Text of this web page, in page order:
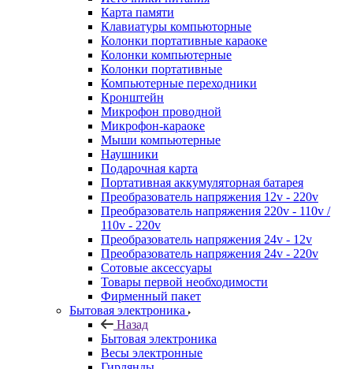
Карта памяти
Клавиатуры компьюторные
Колонки портативные караоке
Колонки компьютерные
Колонки портативные
Компьютерные переходники
Кронштейн
Микрофон проводной
Микрофон-караоке
Мыши компьютерные
Наушники
Подарочная карта
Портативная аккумуляторная батарея
Преобразователь напряжения 12v - 220v
Преобразователь напряжения 220v - 110v /
110v - 220v
Преобразователь напряжения 24v - 12v
Преобразователь напряжения 24v - 220v
Сотовые аксессуары
Товары первой необходимости
Фирменный пакет
Бытовая электроника
Назад
Бытовая электроника
Весы электронные